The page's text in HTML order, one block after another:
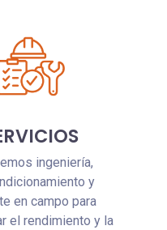
ingeniería,
y
en campo para
el rendimiento y la